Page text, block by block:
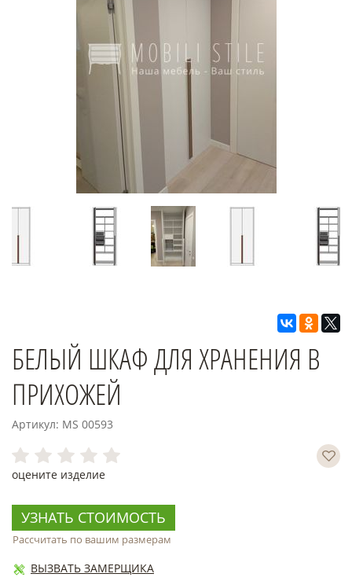
БЕЛЫЙ ШКАФ ДЛЯ ХРАНЕНИЯ В
ПРИХОЖЕЙ
Артикул: MS 00593
оцените изделие
УЗНАТЬ СТОИМОСТЬ
Рассчитать по вашим размерам
ВЫЗВАТЬ ЗАМЕРЩИКА